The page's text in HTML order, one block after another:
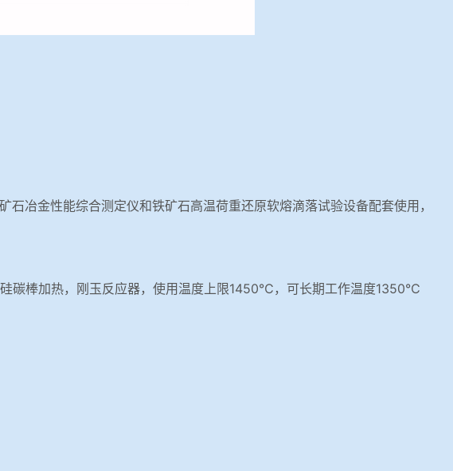
冶金性能综合测定仪和铁矿石高温荷重还原软熔滴落试验设备配套使用，
碳棒加热，刚玉反应器，使用温度上限1450℃，可长期工作温度1350℃